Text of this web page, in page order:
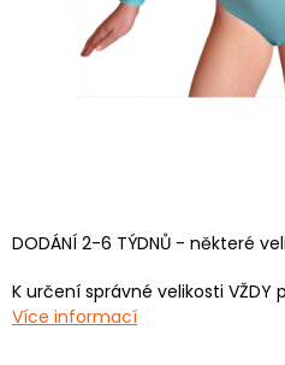
DODÁNÍ 2-6 TÝDNŮ - některé
K určení správné velikosti VŽDY
Více informací